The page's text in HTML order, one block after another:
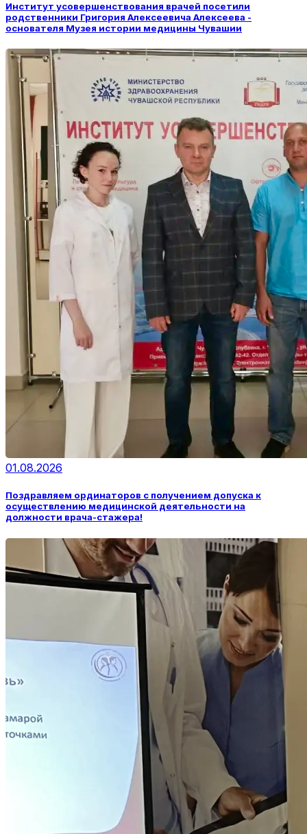
Институт усовершенствования врачей посетили
родственники Григория Алексеевича Алексеева -
основателя Музея истории медицины Чувашии
01.08.2026
Поздравляем ординаторов с получением допуска к
осуществлению медицинской деятельности на
должности врача-стажера!